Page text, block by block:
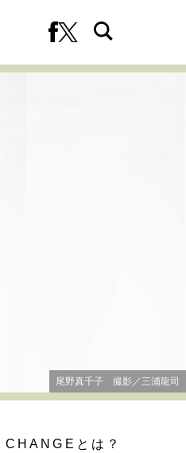
尾野真千子 撮影／三浦龍司
とは？